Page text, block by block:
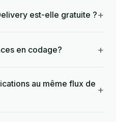
est-elle gratuite ?+
en codage? +
au même flux de +